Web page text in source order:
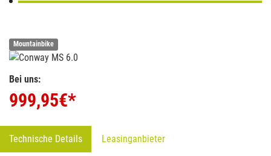
Mountainbike
Bei uns:
999,95€*
Technische Details Leasinganbieter